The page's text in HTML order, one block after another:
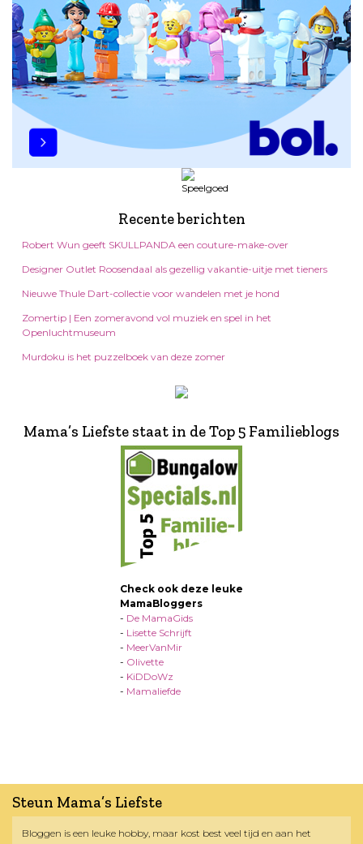
Recente berichten
Robert Wun geeft SKULLPANDA een couture-make-over
Designer Outlet Roosendaal als gezellig vakantie-uitje met tieners
Nieuwe Thule Dart-collectie voor wandelen met je hond
Zomertip | Een zomeravond vol muziek en spel in het
Openluchtmuseum
Murdoku is het puzzelboek van deze zomer
Mama’s Liefste staat in de Top 5 Familieblogs
Check ook deze leuke
MamaBloggers
- De MamaGids
- Lisette Schrijft
- MeerVanMir
- Olivette
- KiDDoWz
- Mamaliefde
Steun Mama’s Liefste
Bloggen is een leuke hobby, maar kost best veel tijd en aan het